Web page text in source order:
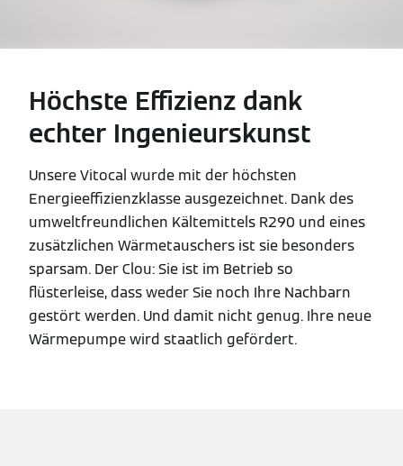
Höchste Effizienz dank
echter Ingenieurskunst
Unsere Vitocal wurde mit der höchsten
Energieeffizienzklasse ausgezeichnet. Dank des
umweltfreundlichen Kältemittels R290 und eines
zusätzlichen Wärmetauschers ist sie besonders
sparsam. Der Clou: Sie ist im Betrieb so
flüsterleise, dass weder Sie noch Ihre Nachbarn
gestört werden. Und damit nicht genug. Ihre neue
Wärmepumpe wird staatlich gefördert.